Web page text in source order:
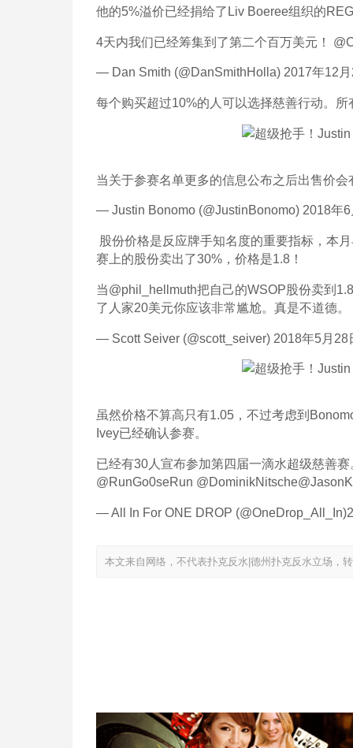
他的5%溢价已经捐给了Liv Boeree组织的
4天内我们已经筹集到了第二个百万美元！
— Dan Smith (@DanSmithHolla) 2017年12
每个购买超过10%的人可以选择慈善行动。
当关于参赛名单更多的信息公布之后出售价
— Justin Bonomo (@JustinBonomo) 2018年
股份价格是反应牌手知名度的重要指标，本
赛上的股份卖出了30%，价格是1.8！
当@phil_hellmuth把自己的WSOP股份卖到
了人家20美元你应该非常尴尬。真是不道德。
— Scott Seiver (@scott_seiver) 2018年5月28
虽然价格不算高只有1.05，不过考虑到
Ivey已经确认参赛。
已经有30人宣布参加第四届一滴水超级慈善
@RunGo0seRun
— All In For ONE DROP
本文来自网络，不代表扑克反水|德州扑克反水立场，